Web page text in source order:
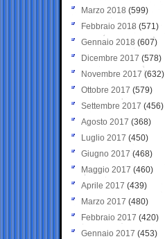
Marzo 2018 (599)
Febbraio 2018 (571)
Gennaio 2018 (607)
Dicembre 2017 (578)
Novembre 2017 (632)
Ottobre 2017 (579)
Settembre 2017 (456)
Agosto 2017 (368)
Luglio 2017 (450)
Giugno 2017 (468)
Maggio 2017 (460)
Aprile 2017 (439)
Marzo 2017 (480)
Febbraio 2017 (420)
Gennaio 2017 (453)